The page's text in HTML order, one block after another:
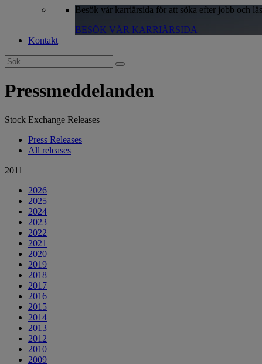
Besök vår karriärsida för att söka efter jobb och
BESÖK VÅR KARRIÄRSIDA
Kontakt
Search
for:
Pressmeddelanden
Stock Exchange Releases
Press Releases
All releases
2011
2026
2025
2024
2023
2022
2021
2020
2019
2018
2017
2016
2015
2014
2013
2012
2010
2009